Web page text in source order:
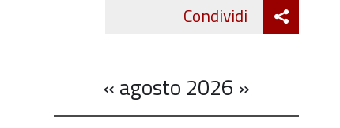
Condividi Twitter
«agosto 2026 »